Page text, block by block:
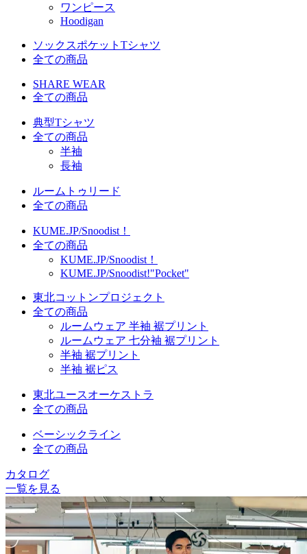
ワンピース
Hoodigan
ソックスポケットTシャツ
全ての商品
SHARE WEAR
全ての商品
典型Tシャツ
全ての商品
半袖
長袖
ルームトゥリード
全ての商品
KUME.JP/Snoodist！
全ての商品
KUME.JP/Snoodist！
KUME.JP/Snoodist!"Pocket"
東北コットンプロジェクト
全ての商品
ルームウェア 半袖 裾プリント
ルームウェア 七分袖 裾プリント
半袖 裾プリント
半袖 裾ピス
東北ユースオーケストラ
全ての商品
ベーシックライン
全ての商品
カタログ
一覧を見る